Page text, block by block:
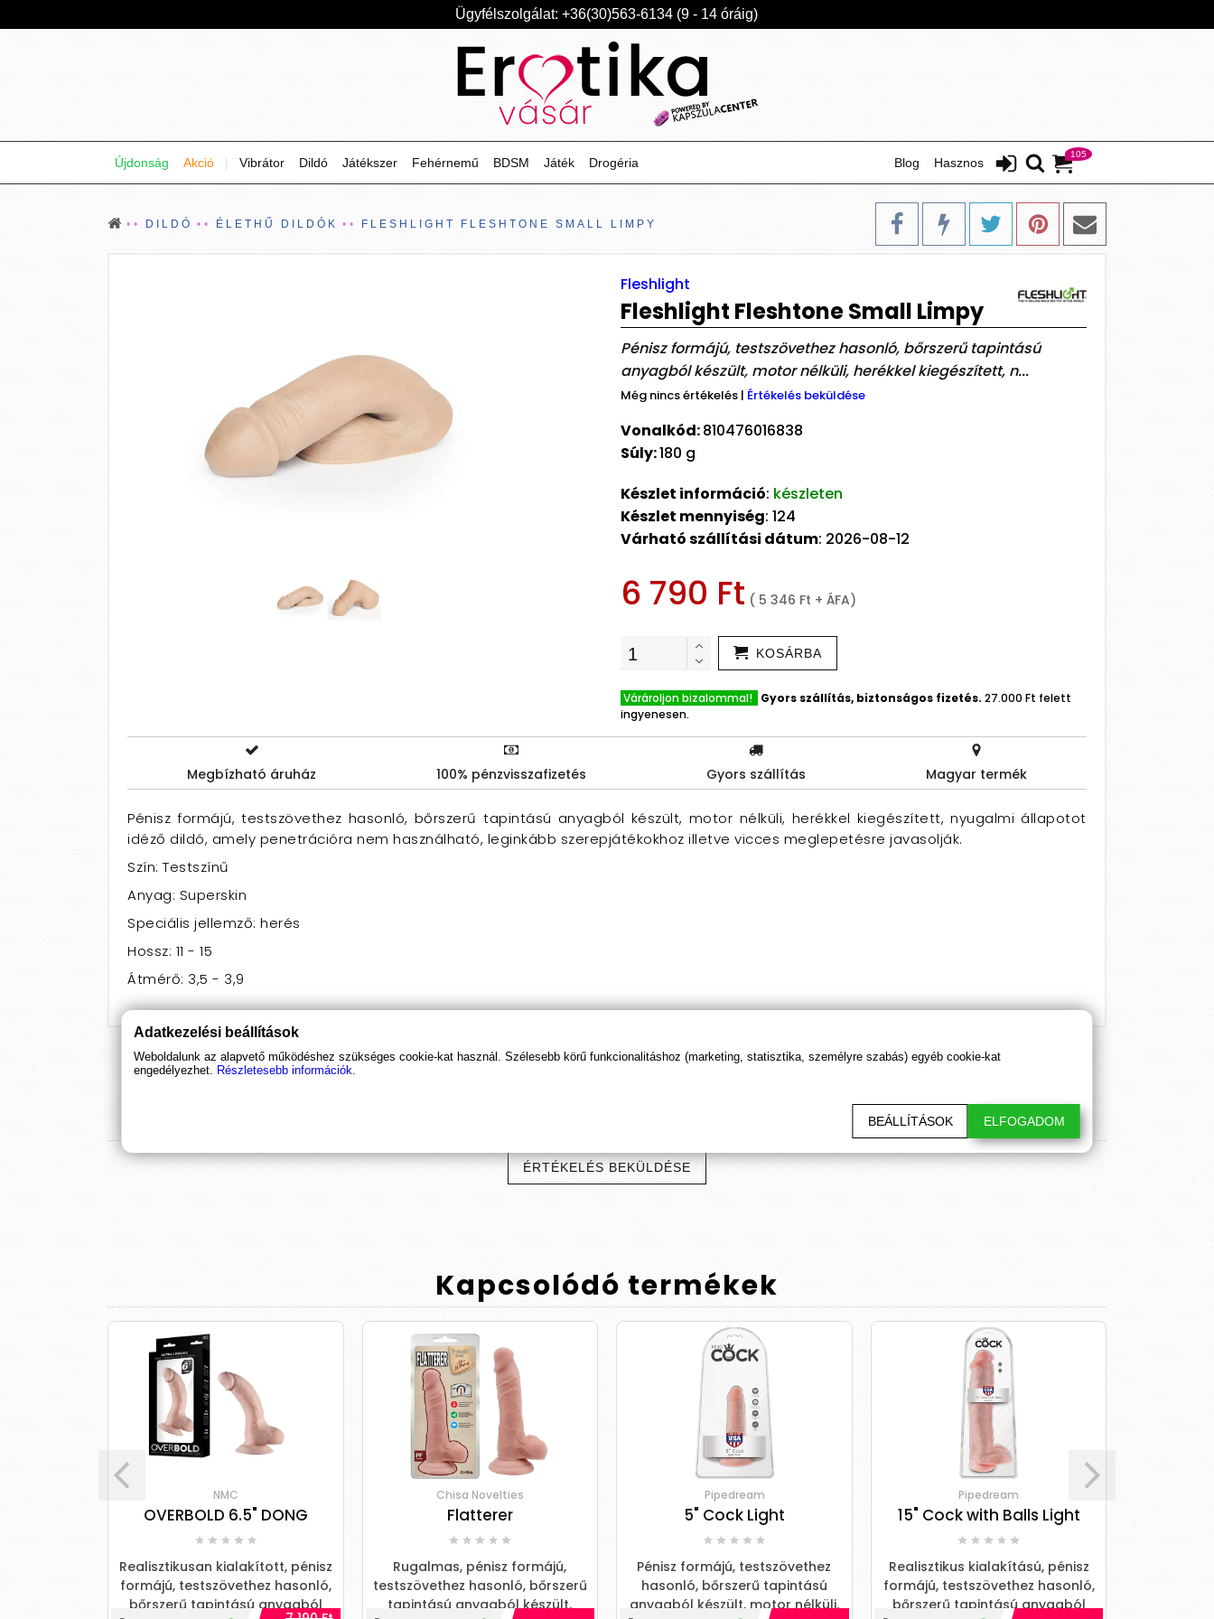
Ügyfélszolgálat: +36(30)563-6134 (9 - 14 óráig)
105
Hasznos
Újdonság Blog
Akció | Vibrátor Dildó Játékszer Fehérnemű BDSM Játék Drogéria
DILDÓ ÉLETHŰ DILDÓK FLESHLIGHT FLESHTONE SMALL LIMPY
Fleshlight
Fleshlight Fleshtone Small Limpy
Pénisz formájú, testszövethez hasonló, bőrszerű tapintású
anyagból készült, motor nélküli, herékkel kiegészített, n...
Még nincs értékelés | Értékelés beküldése
Vonalkód:810476016838
Súly:180 g
Készlet információ: készleten
Készlet mennyiség: 124
Várható szállítási dátum: 2026-08-12
6 790 Ft ( 5 346 Ft + ÁFA)
KOSÁRBA
Várároljon bizalommal! Gyors szállítás, biztonságos fizetés. 27.000 Ft felett
ingyenesen.
Megbízható áruház 100% pénzvisszafizetés Gyors szállítás Magyar termék
Pénisz formájú, testszövethez hasonló, bőrszerű tapintású anyagból készült, motor nélküli, herékkel kiegészített, nyugalmi állapotot
idéző dildó, amely penetrációra nem használható, leginkább szerepjátékokhoz illetve vicces meglepetésre javasolják.
Szín: Testszínű
Anyag: Superskin
Speciális jellemző: herés
Hossz: 11 - 15
Átmérő: 3,5 - 3,9
ÉRTÉKELÉS BEKÜLDÉSE
Kapcsolódó termékek
NMC
OVERBOLD 6.5" DONG
Realisztikusan kialakított, pénisz
formájú, testszövethez hasonló,
bőrszerű tapintású anyagból
Chisa Novelties
Flatterer
Rugalmas, pénisz formájú,
testszövethez hasonló, bőrszerű
tapintású anyagból készült,
Pipedream
5" Cock Light
Pénisz formájú, testszövethez
hasonló, bőrszerű tapintású
anyagból készült, motor nélküli,
Pipedream
15" Cock with Balls Light
Realisztikus kialakítású, pénisz
formájú, testszövethez hasonló,
bőrszerű tapintású anyagból
Adatkezelési beállítások
Weboldalunk az alapvető működéshez szükséges cookie-kat használ. Szélesebb körű funkcionalitáshoz (marketing, statisztika, személyre szabás) egyéb cookie-kat
engedélyezhet. Részletesebb információk.
BEÁLLÍTÁSOK ELFOGADOM